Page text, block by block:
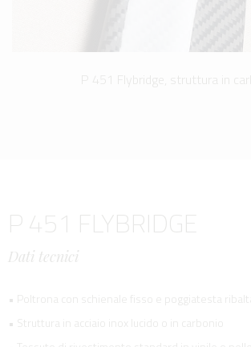
P 451 FLYBRIDGE
Dati tecnici
• Poltrona con schienale fisso e poggiatesta
• Struttura in acciaio inox lucido o in